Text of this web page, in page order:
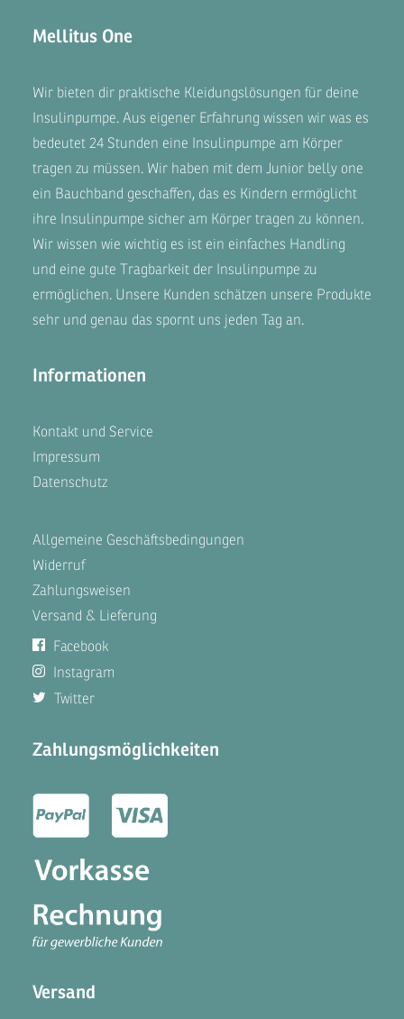
Mellitus One
Wir bieten dir praktische Kleidungslösungen für deine
Insulinpumpe. Aus eigener Erfahrung wissen wir was es
bedeutet 24 Stunden eine Insulinpumpe am Körper
tragen zu müssen. Wir haben mit dem Junior belly one
ein Bauchband geschaffen, das es Kindern ermöglicht
ihre Insulinpumpe sicher am Körper tragen zu können.
Wir wissen wie wichtig es ist ein einfaches Handling
und eine gute Tragbarkeit der Insulinpumpe zu
ermöglichen. Unsere Kunden schätzen unsere Produkte
sehr und genau das spornt uns jeden Tag an.
Informationen
Kontakt und Service
Impressum
Datenschutz
Allgemeine Geschäftsbedingungen
Widerruf
Zahlungsweisen
Versand & Lieferung
Facebook
Instagram
Twitter
Zahlungsmöglichkeiten
Versand